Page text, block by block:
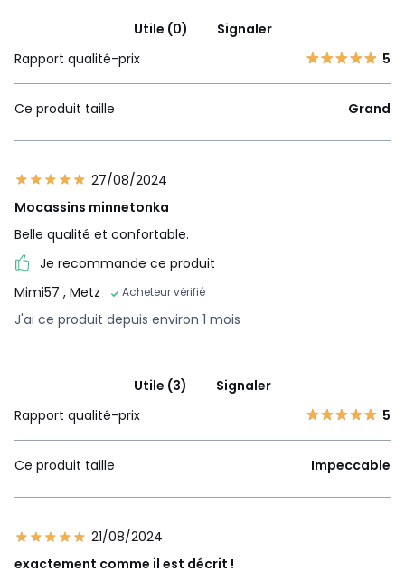
Utile (0)
Signaler
Rapport qualité-prix
5
Ce produit taille Grand
27/08/2024
Mocassins minnetonka
Belle qualité et confortable.
Je recommande ce produit
Mimi57 , Metz Acheteur vérifié
J'ai ce produit depuis environ 1 mois
Utile (3)
Signaler
Rapport qualité-prix
5
Ce produit taille Impeccable
21/08/2024
exactement comme il est décrit !